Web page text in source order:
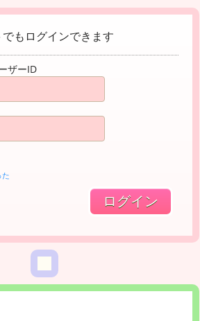
もログインできます
ザーID